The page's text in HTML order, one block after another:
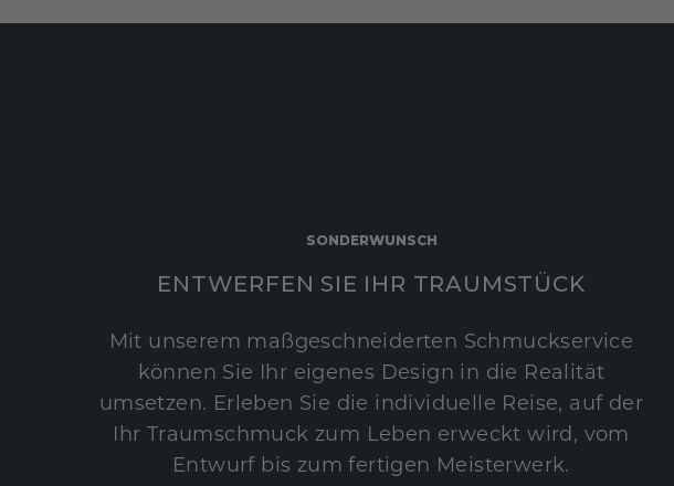
SONDERWUNSCH
ENTWERFEN SIE IHR TRAUMSTÜCK
Mit unserem maßgeschneiderten Schmuckservice
können Sie Ihr eigenes Design in die Realität
umsetzen. Erleben Sie die individuelle Reise, auf der
Ihr Traumschmuck zum Leben erweckt wird, vom
Entwurf bis zum fertigen Meisterwerk.